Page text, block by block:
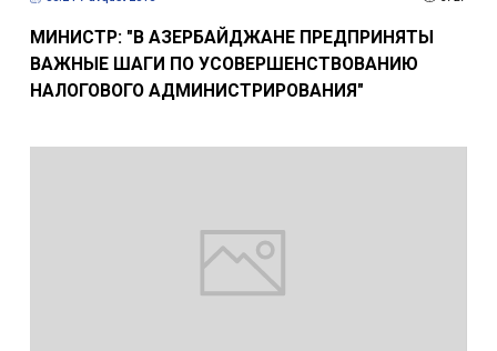
МИНИСТР: "В АЗЕРБАЙДЖАНЕ ПРЕДПРИНЯТЫ
ВАЖНЫЕ ШАГИ ПО УСОВЕРШЕНСТВОВАНИЮ
НАЛОГОВОГО АДМИНИСТРИРОВАНИЯ"